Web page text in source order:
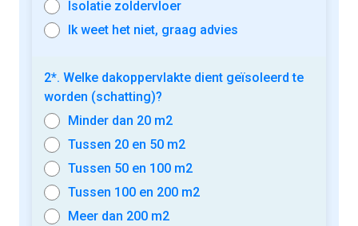
Isolatie zoldervloer
Ik weet het niet, graag advies
2*. Welke dakoppervlakte dient geïsoleerd te
worden (schatting)?
Minder dan 20 m2
Tussen 20 en 50 m2
Tussen 50 en 100 m2
Tussen 100 en 200 m2
Meer dan 200 m2